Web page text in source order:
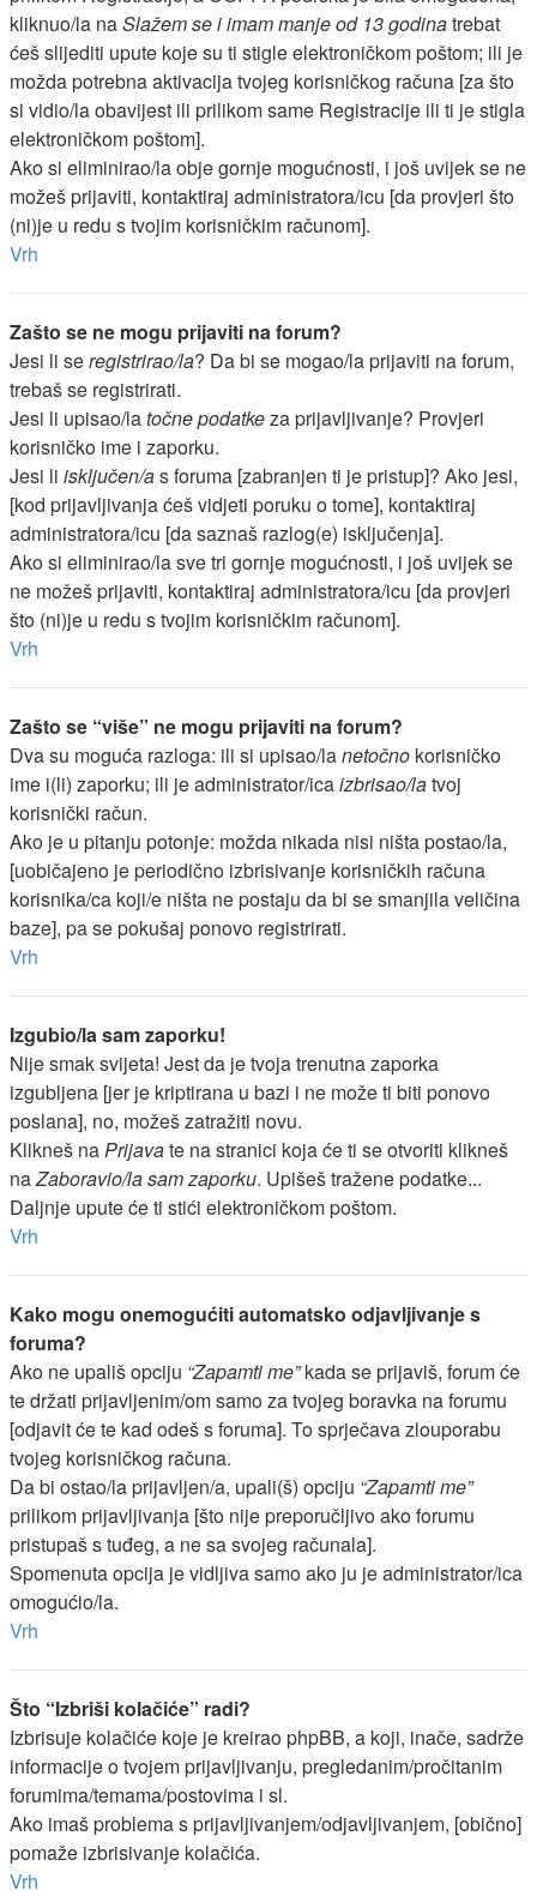
kliknuo/la naSlažem se i imam manje od 13 godinatrebat
ćeš slijediti upute koje su ti stigle elektroničkom poštom; ili je
možda potrebna aktivacija tvojeg korisničkog računa [za što
si vidio/la obavijest ili prilikom same Registracije ili ti je stigla
elektroničkom poštom].
Ako si eliminirao/la obje gornje mogućnosti, i još uvijek se ne
možeš prijaviti, kontaktiraj administratora/icu [da provjeri što
(ni)je u redu s tvojim korisničkim računom].
Vrh
Zašto se ne mogu prijaviti na forum?
Jesi li seregistrirao/la? Da bi se mogao/la prijaviti na forum,
trebaš se registrirati.
Jesi li upisao/latočne podatkeza prijavljivanje? Provjeri
korisničko ime i zaporku.
Jesi li isključen/as foruma [zabranjen ti je pristup]? Ako jesi,
[kod prijavljivanja ćeš vidjeti poruku o tome], kontaktiraj
administratora/icu [da saznaš razlog(e) isključenja].
Ako si eliminirao/la sve tri gornje mogućnosti, i još uvijek se
ne možeš prijaviti, kontaktiraj administratora/icu [da provjeri
što (ni)je u redu s tvojim korisničkim računom].
Vrh
Zašto se “više” ne mogu prijaviti na forum?
Dva su moguća razloga: ili si upisao/lanetočno korisničko
ime i(li) zaporku; ili je administrator/icaizbrisao/latvoj
korisnički račun.
Ako je u pitanju potonje: možda nikada nisi ništa postao/la,
[uobičajeno je periodično izbrisivanje korisničkih računa
korisnika/ca koji/e ništa ne postaju da bi se smanjila veličina
baze], pa se pokušaj ponovo registrirati.
Vrh
Izgubio/la sam zaporku!
Nije smak svijeta! Jest da je tvoja trenutna zaporka
izgubljena [jer je kriptirana u bazi i ne može ti biti ponovo
poslana], no, možeš zatražiti novu.
Klikneš naPrijavate na stranici koja će ti se otvoriti klikneš
naZaboravio/la sam zaporku. Upišeš tražene podatke...
Daljnje upute će ti stići elektroničkom poštom.
Vrh
Kako mogu onemogućiti automatsko odjavljivanje s
foruma?
Ako ne upališ opciju “Zapamti me”kada se prijaviš, forum će
te držati prijavljenim/om samo za tvojeg boravka na forumu
[odjavit će te kad odeš s foruma]. To sprječava zlouporabu
tvojeg korisničkog računa.
Da bi ostao/la prijavljen/a, upali(š) opciju “Zapamti me”
prilikom prijavljivanja [što nije preporučljivo ako forumu
pristupaš s tuđeg, a ne sa svojeg računala].
Spomenuta opcija je vidljiva samo ako ju je administrator/ica
omogućio/la.
Vrh
Što “Izbriši kolačiće” radi?
Izbrisuje kolačiće koje je kreirao phpBB, a koji, inače, sadrže
informacije o tvojem prijavljivanju, pregledanim/pročitanim
forumima/temama/postovima i sl.
Ako imaš problema s prijavljivanjem/odjavljivanjem, [obično]
pomaže izbrisivanje kolačića.
Vrh